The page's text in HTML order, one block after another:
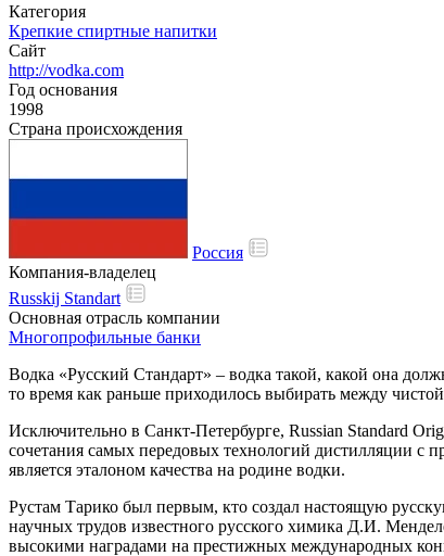
Категория
Крепкие спиртные напитки
Сайт
http://vodka.com
Год основания
1998
Страна происхождения
Россия
Компания-владелец
Russkij Standart
Основная отрасль компании
Многопрофильные банки
Водка «Русский Стандарт» – водка такой, какой она
то время как раньше приходилось выбирать между
Исключительно в Санкт-Петербурге, Russian Standard
сочетания самых передовых технологий дистилляции
является эталоном качества на родине водки.
Рустам Тарико был первым, кто создал настоящую
научных трудов известного русского химика Д.И.
высокими наградами на престижных международных